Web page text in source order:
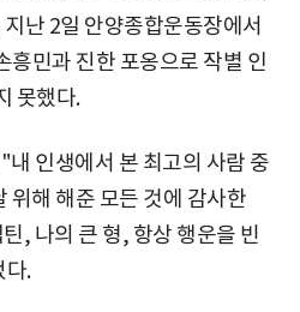
난 2일 안양종합운동장에서
흥민과 진한 포옹으로 작별 인
못했다.
인생에서 본 최고의 사람 중
위해 해준 모든 것에 감사한
, 나의 큰 형, 항상 행운을 빈
다.